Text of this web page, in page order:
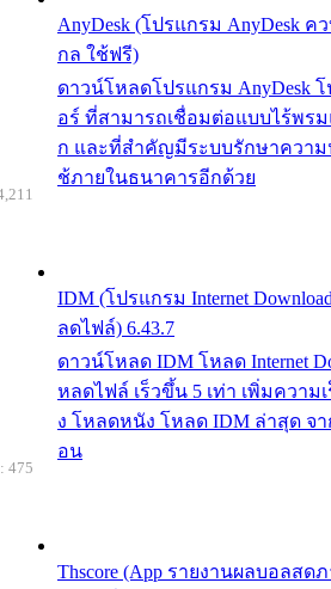
AnyDesk (โปรแกรม AnyDesk
กล ใช้ฟรี)
ดาวน์โหลดโปรแกรม AnyDesk
อร์ ที่สามารถเชื่อมต่อแบบไร้พร
ก และที่สำคัญมีระบบรักษาความ
ช้ภายในธนาคารอีกด้วย
IDM (โปรแกรม Internet
ลดไฟล์) 6.43.7
ดาวน์โหลด IDM โหลด Internet
หลดไฟล์ เร็วขึ้น 5 เท่า เพิ่มความ
ง โหลดหนัง โหลด IDM ล่าสุด จา
อน
Thscore (App รายงานผลบอลส
475